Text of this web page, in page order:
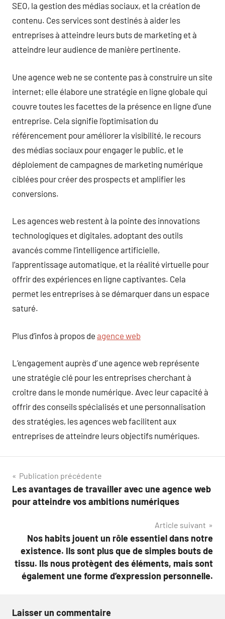
SEO, la gestion des médias sociaux, et la création de
contenu. Ces services sont destinés à aider les
entreprises à atteindre leurs buts de marketing et à
atteindre leur audience de manière pertinente.
Une agence web ne se contente pas à construire un site
internet; elle élabore une stratégie en ligne globale qui
couvre toutes les facettes de la présence en ligne d’une
entreprise. Cela signifie l’optimisation du
référencement pour améliorer la visibilité, le recours
des médias sociaux pour engager le public, et le
déploiement de campagnes de marketing numérique
ciblées pour créer des prospects et amplifier les
conversions.
Les agences web restent à la pointe des innovations
technologiques et digitales, adoptant des outils
avancés comme l’intelligence artificielle,
l’apprentissage automatique, et la réalité virtuelle pour
offrir des expériences en ligne captivantes. Cela
permet les entreprises à se démarquer dans un espace
saturé.
Plus d’infos à propos de agence web
L’engagement auprès d’ une agence web représente
une stratégie clé pour les entreprises cherchant à
croître dans le monde numérique. Avec leur capacité à
offrir des conseils spécialisés et une personnalisation
des stratégies, les agences web facilitent aux
entreprises de atteindre leurs objectifs numériques.
Navigation
de
Publication précédente
Les avantages de travailler avec une agence web
pour atteindre vos ambitions numériques
Article suivant
Nos habits jouent un rôle essentiel dans notre
existence. Ils sont plus que de simples bouts de
tissu. Ils nous protègent des éléments, mais sont
également une forme d’expression personnelle.
Laisser un commentaire